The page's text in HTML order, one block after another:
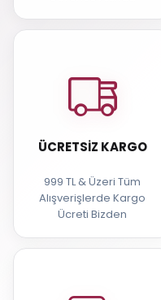
ÜCRETSIZ KARGO
999 TL & Üzeri Tüm
Alışverişlerde Kargo
Ücreti Bizden